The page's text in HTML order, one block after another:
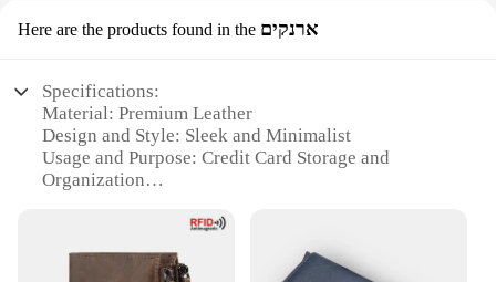
Here are the products found in the ארנקים
Specifications:
Material: Premium Leather
Design and Style: Sleek and Minimalist
Usage and Purpose: Credit Card Storage and
Organization
Performance and Property: Durable and Long-
Parts and Accessories: Comes with Multiple Card